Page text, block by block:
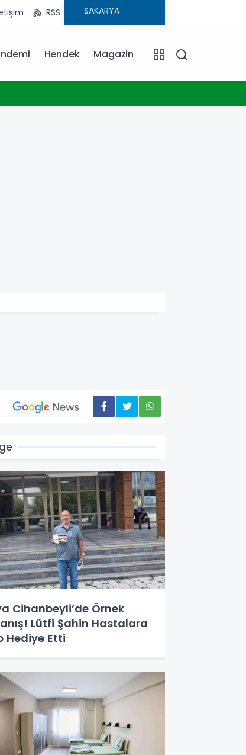
RSS
Hendek Magazin
Cihanbeyli’de Örnek
Lütfi Şahin Hastalara
Hediye Etti